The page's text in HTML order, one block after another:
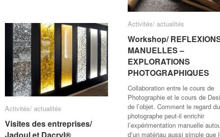
Activités/ actualités
Workshop/
MANUELLES –
EXPLORATIONS
PHOTOGRAPHIQUES
Collaboration entre le cours de
Photographie et le cours de
de l’objet. Comment le regard du
photographe peut-il enrichir
l’expérimentation manuelle
d’un matériau aussi simple que
Activités/ actualités
Workshop/
MANUELLES –
EXPLORATIONS
PHOTOGRAPHIQUES
Activités/ actualités
Visites des entreprises/
Activités/ actualités
Visites des entreprises/